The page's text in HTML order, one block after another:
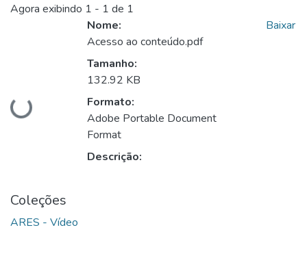
Agora exibindo 1 - 1 de 1
Carregando...
Nome:
Acesso ao conteúdo.pdf
Tamanho:
132.92 KB
Formato:
Adobe Portable Document
Format
Descrição:
Baixar
Coleções
ARES - Vídeo